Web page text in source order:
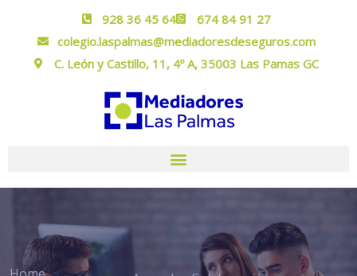
928 36 45 64
674 84 91 27
colegio.laspalmas@mediadoresdeseguros.com
C. León y Castillo, 11, 4º A, 35003 Las Pamas GC